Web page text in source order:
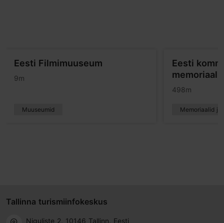
Eesti Filmimuuseum
9m
Muuseumid
Eesti
memoriaal
498m
Memoriaalid ja
Tallinna turismiinfokeskus
Niguliste 2, 10146 Tallinn, Eesti